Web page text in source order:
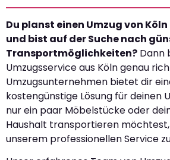
Du planst einen Umzug von
und bist auf der Suche nach
Transportmöglichkeiten? Dann
Umzugsservice aus Köln genau
Umzugsunternehmen bietet dir
kostengünstige Lösung für deinen
nur ein paar Möbelstücke oder
Haushalt transportieren
unserem professionellen Service